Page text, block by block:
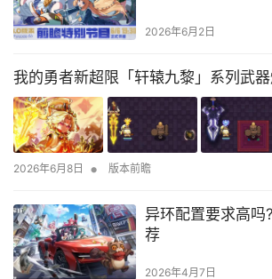
2026年6月2日
我的勇者新超限「轩辕九黎」系列武
2026年6月8日 • 版本前瞻
异环配置要求高吗
荐
2026年4月7日